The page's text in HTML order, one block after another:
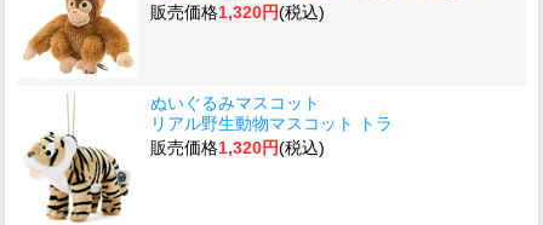
販売価格1,320円(税込)
ぬいぐるみマスコット
リアル野生動物マスコット トラ
販売価格1,320円(税込)